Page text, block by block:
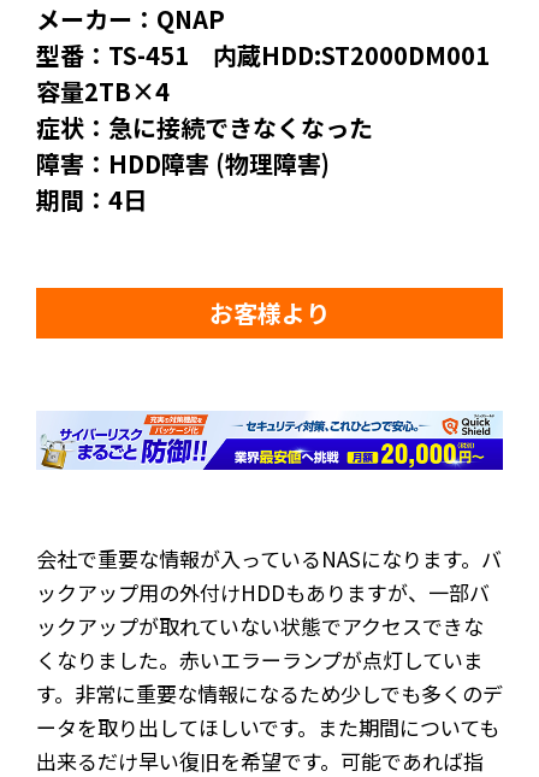
メーカー：QNAP
型番：TS-451 内蔵HDD:ST2000DM001
容量2TB×4
症状：急に接続できなくなった
障害：HDD障害 (物理障害)
期間：4日
お客様より
会社で重要な情報が入っているNASになります。バ
ックアップ用の外付けHDDもありますが、一部バ
ックアップが取れていない状態でアクセスできな
くなりました。赤いエラーランプが点灯していま
す。非常に重要な情報になるため少しでも多くのデ
ータを取り出してほしいです。また期間についても
出来るだけ早い復旧を希望です。可能であれば指